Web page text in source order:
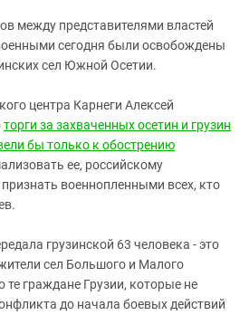
КАВКАЗ ЗА ПАЛЕСТИНУ
ИНАКОМЫСЛИЕ В ЧЕЧНЕ
ПРЕСЛЕДОВАНИЕ АКТИВИСТОВ
между представителями властей
сегодня были освобождены
сел Южной Осетии.
центра Карнеги Алексей
торги за захваченных осетин и грузин
бы только к обострению
ее, российскому
военнопленными всех, кто
грузинской 63 человека - это
сел Большого и Малого
те граждане Грузии, которые не
до начала боевых действий